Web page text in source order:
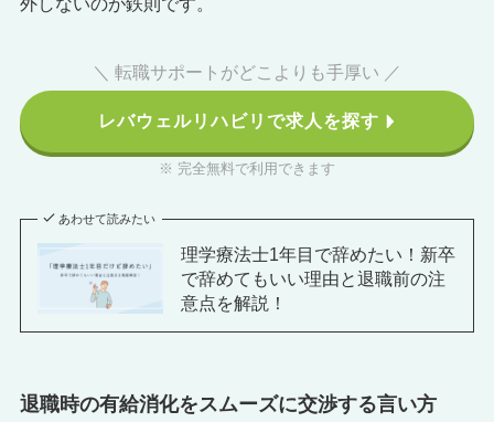
外しないのが鉄則です。
＼ 転職サポートがどこよりも手厚い ／
レバウェルリハビリで求人を探す
※ 完全無料で利用できます
あわせて読みたい
理学療法士1年目で辞めたい！新卒
で辞めてもいい理由と退職前の注
意点を解説！
退職時の有給消化をスムーズに交渉する言い方